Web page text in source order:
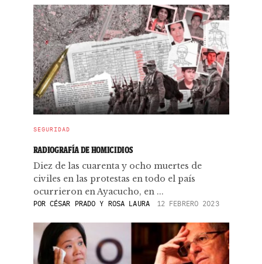
SEGURIDAD
RADIOGRAFÍA DE HOMICIDIOS
Diez de las cuarenta y ocho muertes de
civiles en las protestas en todo el país
ocurrieron en Ayacucho, en ...
PORCÉSAR PRADO Y ROSA LAURA 12 FEBRERO 2023